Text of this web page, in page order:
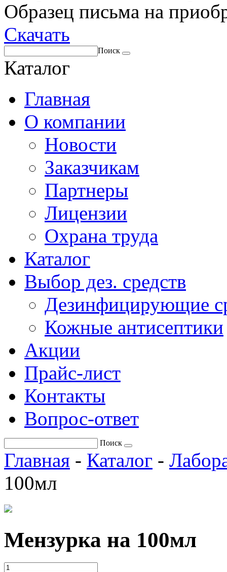
Образец письма на
Скачать
Поиск
Каталог
Главная
О компании
Новости
Заказчикам
Партнеры
Лицензии
Охрана труда
Каталог
Выбор дез. средств
Дезинфицирующие
Кожные антисептики
Акции
Прайс-лист
Контакты
Вопрос-ответ
Поиск
Главная - Каталог -
100мл
Мензурка на 100мл